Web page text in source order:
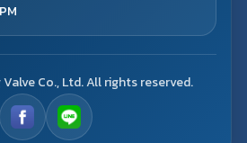
Co., Ltd. All rights reserved.